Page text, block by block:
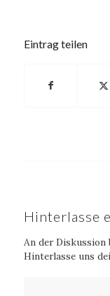
Eintrag teilen
Hinterlasse
An der Diskussion
Hinterlasse uns